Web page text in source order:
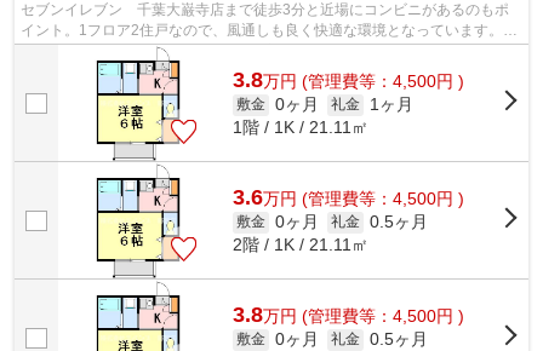
セブンイレブン 千葉大巌寺店まで徒歩3分と近場にコンビニがあるのもポ
イント。1フロア2住戸なので、風通しも良く快適な環境となっています。付
近にある3つの駅は、用途や行き先に応...
3.8万円 (管理費等：4,500円 )
敷金 0ヶ月 礼金
1ヶ月
1階 / 1K / 21.11㎡
3.6万円 (管理費等：4,500円 )
敷金 0ヶ月 礼金 0.5ヶ月
2階 / 1K / 21.11㎡
3.8万円 (管理費等：4,500円 )
敷金 0ヶ月 礼金 0.5ヶ月